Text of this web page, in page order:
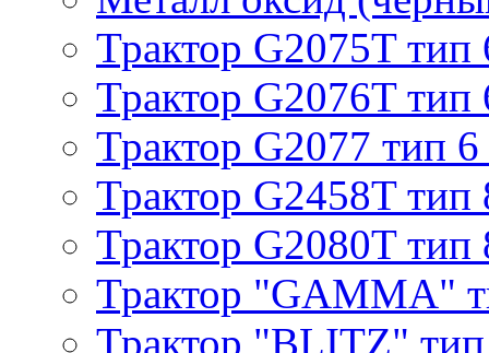
Трактор G2075T тип
Трактор G2076T тип
Трактор G2077 тип 6
Трактор G2458T тип
Трактор G2080T тип
Трактор "GAMMA"
Трактор "BLITZ"